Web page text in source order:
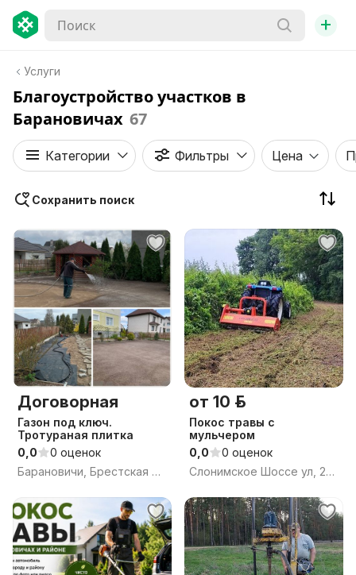
+
Услуги
Благоустройство участков в
Барановичах 67
Категории Фильтры Цена
Сохранить поиск
Договорная
Газон под ключ.
Тротураная плитка
0,0
0 оценок
Барановичи, Брестская обл.
от 10 р.
Покос травы с
мульчером
0,0
0 оценок
Слонимское Шоссе ул, 27, Барановичи, Брестская область